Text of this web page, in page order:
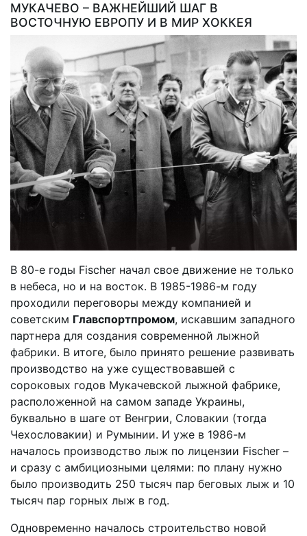
МУКАЧЕВО – ВАЖНЕЙШИЙ ШАГ В
ВОСТОЧНУЮ ЕВРОПУ И В МИР ХОККЕЯ
В 80-е годы Fischer начал свое движение не только
в небеса, но и на восток. В 1985-1986-м году
проходили переговоры между компанией и
советским Главспортпромом, искавшим западного
партнера для создания современной лыжной
фабрики. В итоге, было принято решение развивать
производство на уже существовавшей с
сороковых годов Мукачевской лыжной фабрике,
расположенной на самом западе Украины,
буквально в шаге от Венгрии, Словакии (тогда
Чехословакии) и Румынии. И уже в 1986-м
началось производство лыж по лицензии Fischer –
и сразу с амбициозными целями: по плану нужно
было производить 250 тысяч пар беговых лыж и 10
тысяч пар горных лыж в год.
Одновременно началось строительство новой